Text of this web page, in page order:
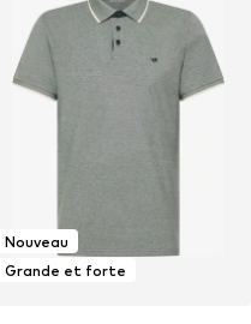
Nouveau
Grande et forte